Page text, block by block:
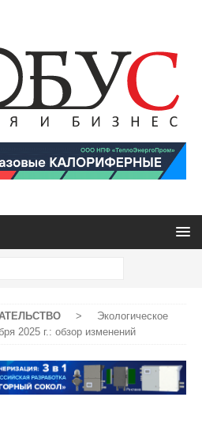
>
Экологическое
2025 г.: обзор изменений